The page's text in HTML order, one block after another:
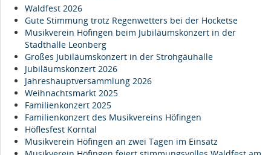
Waldfest 2026
Gute Stimmung trotz Regenwetters bei der Hocketse
Musikverein Höfingen beim Jubiläumskonzert in der
Stadthalle Leonberg
Großes Jubiläumskonzert in der Strohgäuhalle
Jubiläumskonzert 2026
Jahreshauptversammlung 2026
Weihnachtsmarkt 2025
Familienkonzert 2025
Familienkonzert des Musikvereins Höfingen
Höflesfest Korntal
Musikverein Höfingen an zwei Tagen im Einsatz